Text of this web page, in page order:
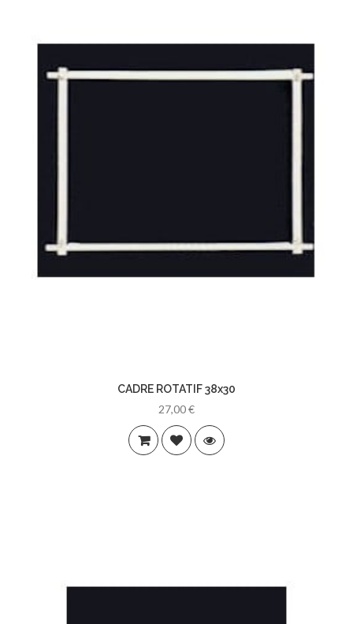
CADRE ROTATIF 38x30
27,00 €